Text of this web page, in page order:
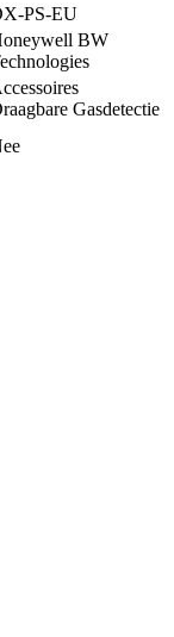
PS-EU
BW
Gasdetectie